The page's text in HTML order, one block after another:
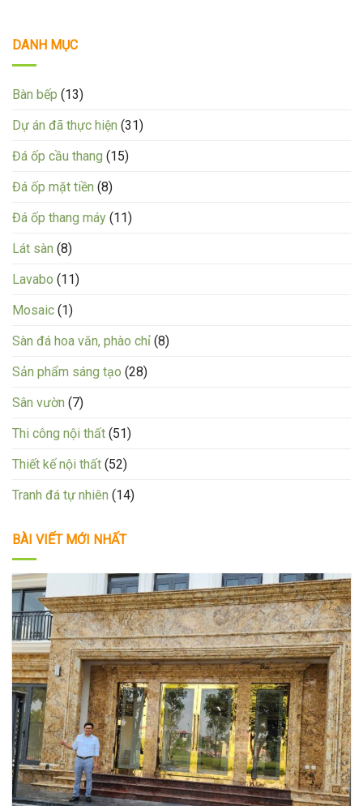
DANH MỤC
Bàn bếp (13)
Dự án đã thực hiện (31)
Đá ốp cầu thang (15)
Đá ốp mặt tiền (8)
Đá ốp thang máy (11)
Lát sàn (8)
Lavabo (11)
Mosaic (1)
Sàn đá hoa văn, phào chỉ (8)
Sản phẩm sáng tạo (28)
Sân vườn (7)
Thi công nội thất (51)
Thiết kế nội thất (52)
Tranh đá tự nhiên (14)
BÀI VIẾT MỚI NHẤT